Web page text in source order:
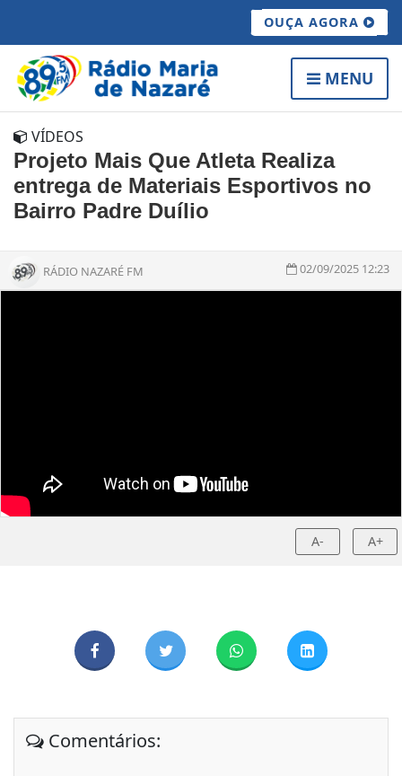
OUÇA AGORA
MENU
VÍDEOS
Projeto Mais Que Atleta Realiza
entrega de Materiais Esportivos no
Bairro Padre Duílio
RÁDIO NAZARÉ FM 02/09/2025 12:23
A- A+
Comentários: